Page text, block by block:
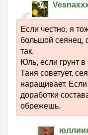
Если честно, я
большой сеянец,
так.
Юль, если грунт
Таня советует,
наращивает. Если
доработки
обрежешь.